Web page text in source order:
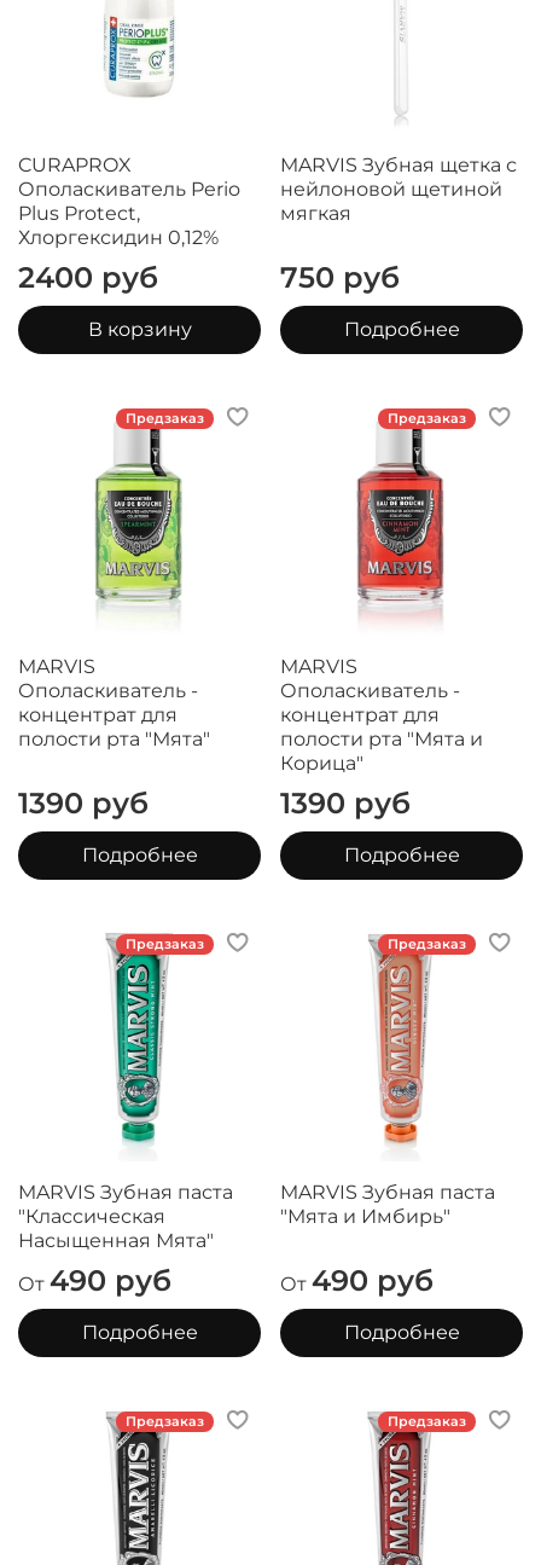
CURAPROX
Ополаскиватель Perio
Plus Protect,
Хлоргексидин 0,12%
2400 руб
В корзину
MARVIS Зубная щетка с
нейлоновой щетиной
мягкая
750 руб
Подробнее
Предзаказ
MARVIS
Ополаскиватель -
концентрат для
полости рта "Мята"
1390 руб
Подробнее
Предзаказ
MARVIS
Ополаскиватель -
концентрат для
полости рта "Мята и
Корица"
1390 руб
Подробнее
Предзаказ
MARVIS Зубная паста
"Классическая
Насыщенная Мята"
От 490 руб
Подробнее
Предзаказ
MARVIS Зубная паста
"Мята и Имбирь"
От 490 руб
Подробнее
Предзаказ Предзаказ